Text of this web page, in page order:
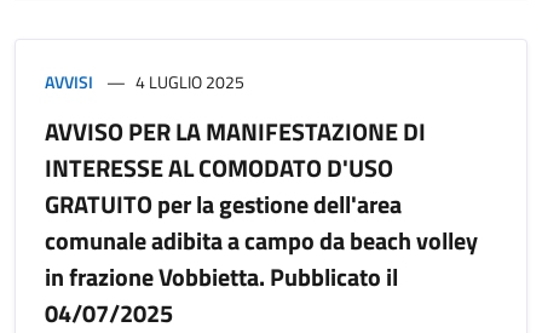
AVVISI 4 LUGLIO 2025
AVVISO PER LA MANIFESTAZIONE DI
INTERESSE AL COMODATO D'USO
GRATUITO per la gestione dell'area
comunale adibita a campo da beach volley
in frazione Vobbietta. Pubblicato il
04/07/2025